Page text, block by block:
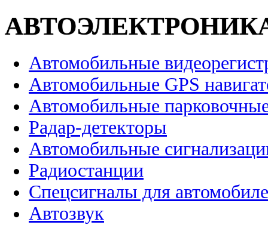
Автомобильные
Автомобильные GPS
Автомобильные
Радар-детекторы
Автомобильные
Радиостанции
Спецсигналы для
Автозвук